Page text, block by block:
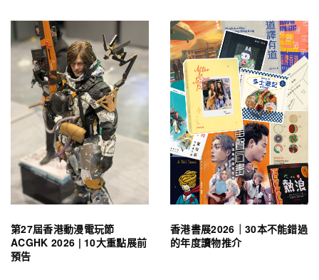
第27屆香港動漫電玩節
ACGHK 2026 | 10大重點展前
預告
香港書展2026｜30本不能錯過
的年度讀物推介